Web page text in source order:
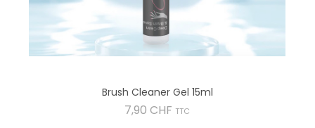
Brush Cleaner Gel 15ml
7,90 CHF Preis
TTC